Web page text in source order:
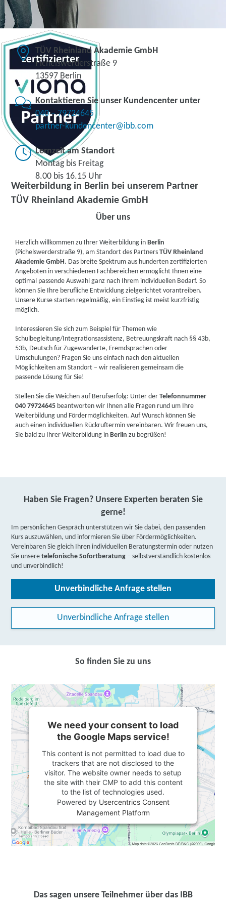
Weiterbildung in Berlin bei unserem Partner
TÜV Rheinland Akademie GmbH
TÜV Rheinland Akademie GmbH
Pichelswerderstraße 9
13597 Berlin
Kontaktieren Sie unser Kundencenter unter
040 – 79724645
partner-kundencenter@ibb.com
Lernzeit am Standort
Montag bis Freitag
8.00 bis 16.15 Uhr
Über uns
Herzlich willkommen zu Ihrer Weiterbildung inBerlin
(Pichelswerderstraße 9), am Standort des PartnersTÜV Rheinland
Akademie GmbH. Das breite Spektrum aus hunderten zertifizierten
Angeboten in verschiedenen Fachbereichen ermöglicht Ihnen eine
optimal passende Auswahl ganz nach Ihrem individuellen Bedarf. So
können Sie Ihre berufliche Entwicklung zielgerichtet vorantreiben.
Unsere Kurse starten regelmäßig, ein Einstieg ist meist kurzfristig
möglich.
Interessieren Sie sich zum Beispiel für Themen wie
Schulbegleitung/Integrationsassistenz, Betreuungskraft nach §§ 43b,
53b, Deutsch für Zugewanderte, Fremdsprachen oder
Umschulungen? Fragen Sie uns einfach nach den aktuellen
Möglichkeiten am Standort – wir realisieren gemeinsam die
passende Lösung für Sie!
Stellen Sie die Weichen auf Berufserfolg: Unter derTelefonnummer
040 79724645 beantworten wir Ihnen alle Fragen rund um Ihre
Weiterbildung und Fördermöglichkeiten. Auf Wunsch können Sie
auch einen individuellen Rückruftermin vereinbaren. Wir freuen uns,
Sie bald zu Ihrer Weiterbildung inBerlin zu begrüßen!
Haben Sie Fragen? Unsere Experten beraten Sie
gerne!
Im persönlichen Gespräch unterstützen wir Sie dabei, den passenden
Kurs auszuwählen, und informieren Sie über Fördermöglichkeiten.
Vereinbaren Sie gleich Ihren individuellen Beratungstermin oder nutzen
Sie unseretelefonische Sofortberatung – selbstverständlich kostenlos
und unverbindlich!
Unverbindliche Anfrage stellen
Unverbindliche Anfrage stellen
So finden Sie zu uns
We need your consent to load
the Google Maps service!
This content is not permitted to load due to
trackers that are not disclosed to the
visitor. The website owner needs to setup
the site with their CMP to add this content
to the list of technologies used.
Powered by Usercentrics Consent
Management Platform
Das sagen unsere Teilnehmer über das IBB